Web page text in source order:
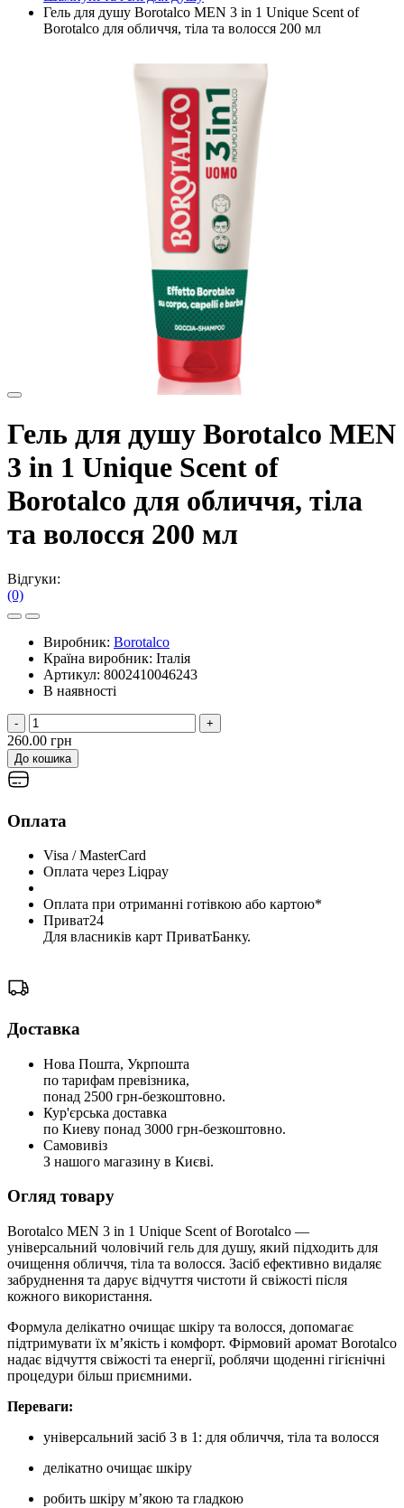
Гель для душу Borotalco MEN 3 in 1 Unique Scent of
Borotalco для обличчя, тіла та волосся 200 мл
Гель для душу Borotalco MEN
3 in 1 Unique Scent of
Borotalco для обличчя, тіла
та волосся 200 мл
Відгуки:
(0)
Виробник: Borotalco
Країна виробник: Італія
Артикул: 8002410046243
В наявності
- +
260.00 грн
До кошика
Оплата
Visa / MasterCard
Оплата через Liqpay
Оплата при отриманні готівкою або картою*
Приват24
Для власників карт ПриватБанку.
Доставка
Нова Пошта, Укрпошта
по тарифам превізника,
понад 2500 грн-безкоштовно.
Кур'єрська доставка
по Киеву понад 3000 грн-безкоштовно.
Самовивіз
З нашого магазину в Києві.
Огляд товару
Borotalco MEN 3 in 1 Unique Scent of Borotalco —
універсальний чоловічий гель для душу, який підходить для
очищення обличчя, тіла та волосся. Засіб ефективно видаляє
забруднення та дарує відчуття чистоти й свіжості після
кожного використання.
Формула делікатно очищає шкіру та волосся, допомагає
підтримувати їх м’якість і комфорт. Фірмовий аромат Borotalco
надає відчуття свіжості та енергії, роблячи щоденні гігієнічні
процедури більш приємними.
Переваги:
універсальний засіб 3 в 1: для обличчя, тіла та волосся
делікатно очищає шкіру
робить шкіру м’якою та гладкою